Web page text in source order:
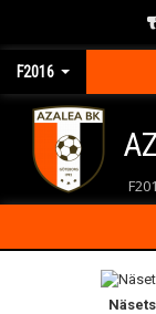
F2016